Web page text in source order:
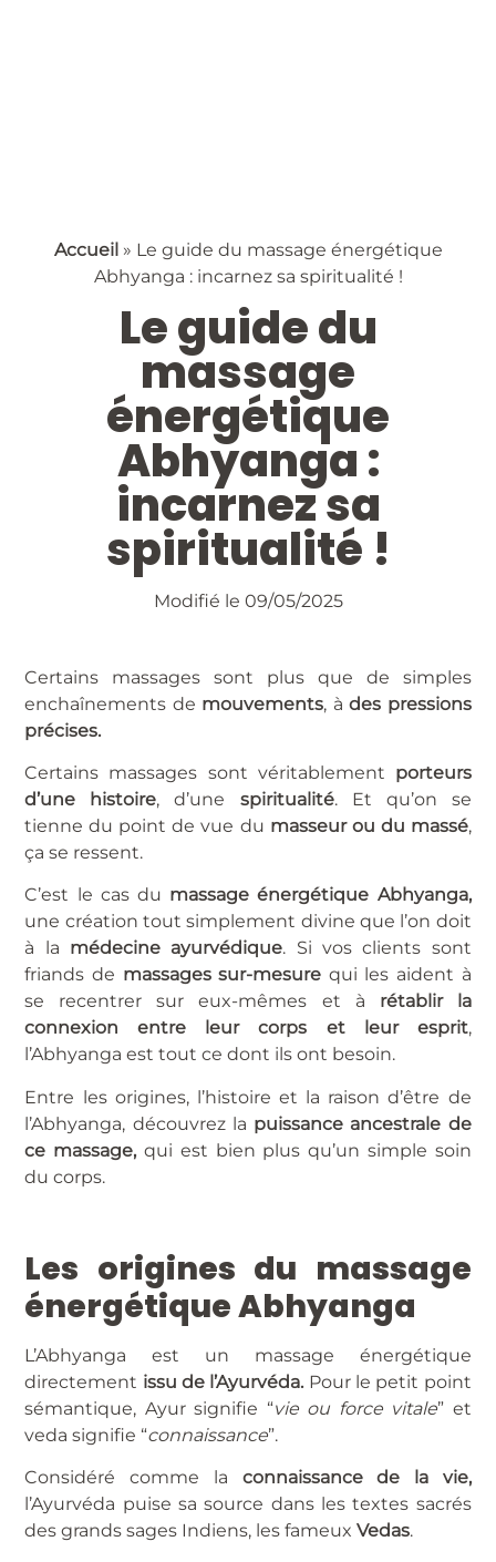
Accueil» Le guide du massage énergétique
Abhyanga : incarnez sa spiritualité !
Le guide du
massage
énergétique
Abhyanga :
incarnez sa
spiritualité !
Modifié le 09/05/2025
Certains massages sont plus que de simples
enchaînements de mouvements, à des pressions
précises.
Certains massages sont véritablement porteurs
d’une histoire, d’une spiritualité. Et qu’on se
tienne du point de vue du masseur ou du massé,
ça se ressent.
C’est le cas du massage énergétique Abhyanga,
une création tout simplement divine que l’on doit
à la médecine ayurvédique. Si vos clients sont
friands de massages sur-mesure qui les aident à
se recentrer sur eux-mêmes et à rétablir la
connexion entre leur corps et leur esprit,
l’Abhyanga est tout ce dont ils ont besoin.
Entre les origines, l’histoire et la raison d’être de
l’Abhyanga, découvrez la puissance ancestrale de
ce massage, qui est bien plus qu’un simple soin
du corps.
Les origines du massage
énergétique Abhyanga
L’Abhyanga est un massage énergétique
directement issu de l’Ayurvéda. Pour le petit point
sémantique, Ayur signifie “vie ou force vitale” et
veda signifie “connaissance”.
Considéré comme la connaissance de la vie,
l’Ayurvéda puise sa source dans les textes sacrés
des grands sages Indiens, les fameuxVedas.